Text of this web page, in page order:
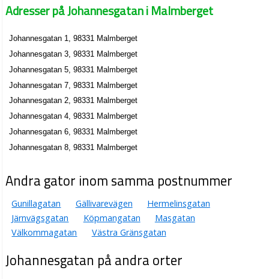
Adresser på Johannesgatan i Malmberget
Johannesgatan 1, 98331 Malmberget
Johannesgatan 3, 98331 Malmberget
Johannesgatan 5, 98331 Malmberget
Johannesgatan 7, 98331 Malmberget
Johannesgatan 2, 98331 Malmberget
Johannesgatan 4, 98331 Malmberget
Johannesgatan 6, 98331 Malmberget
Johannesgatan 8, 98331 Malmberget
Andra gator inom samma postnummer
Gunillagatan Gällivarevägen
Hermelinsgatan
Järnvägsgatan
Köpmangatan
Masgatan
Välkommagatan
Västra Gränsgatan
Johannesgatan på andra orter